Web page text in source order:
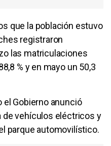
que la población estuvo
registraron
las matriculaciones
% y en mayo un 50,3
Gobierno anunció
de vehículos eléctricos y
parque automovilístico.